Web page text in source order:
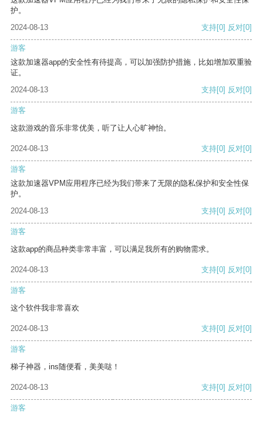
护。
2024-08-13
支持[0] 反对[0]
游客
这款加速器app的安全性有待提高，可以加强防护措施，比如增加双重验
证。
2024-08-13
支持[0] 反对[0]
游客
这款游戏的音乐非常优美，听了让人心旷神怡。
2024-08-13 支持[0] 反对[0]
游客
这款加速器VPM应用程序已经为我们带来了无限的隐私保护和安全性保
护。
2024-08-13
支持[0] 反对[0]
游客
这款app的商品种类非常丰富，可以满足我所有的购物需求。
2024-08-13 支持[0] 反对[0]
游客
这个软件我非常喜欢
2024-08-13 支持[0] 反对[0]
游客
梯子神器，ins随便看，美美哒！
2024-08-13 支持[0] 反对[0]
游客